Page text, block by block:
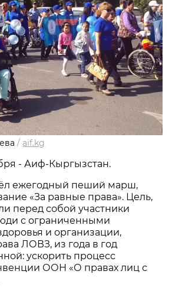
/ aif.kg
- Аиф-Кыргызстан.
ежегодный пеший марш,
«За равные права». Цель,
перед собой участники
с ограниченными
и организации,
ЛОВЗ, из года в год
ускорить процесс
ООН «О правах лиц с